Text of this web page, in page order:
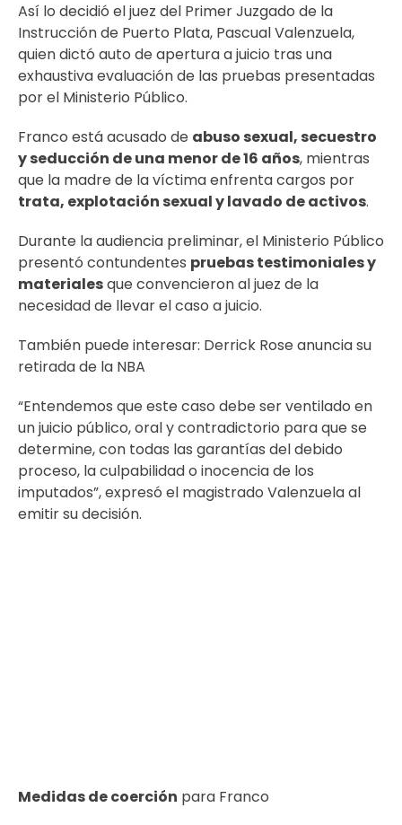
Así lo decidió el juez del Primer Juzgado de la
Instrucción de Puerto Plata, Pascual Valenzuela,
quien dictó auto de apertura a juicio tras una
exhaustiva evaluación de las pruebas presentadas
por el Ministerio Público.
Franco está acusado de abuso sexual, secuestro
y seducción de una menor de 16 años, mientras
que la madre de la víctima enfrenta cargos por
trata, explotación sexual y lavado de activos.
Durante la audiencia preliminar, el Ministerio Público
presentó contundentes pruebas testimoniales y
materialesque convencieron al juez de la
necesidad de llevar el caso a juicio.
También puede interesar: Derrick Rose anuncia su
retirada de la NBA
“Entendemos que este caso debe ser ventilado en
un juicio público, oral y contradictorio para que se
determine, con todas las garantías del debido
proceso, la culpabilidad o inocencia de los
imputados”, expresó el magistrado Valenzuela al
emitir su decisión.
Medidas de coerción para Franco